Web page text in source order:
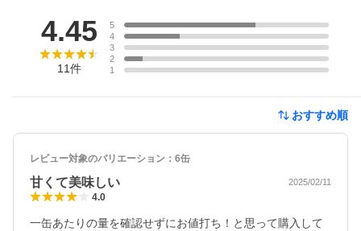
4.45
11件
5
4
3
2
1
おすすめ順
レビュー対象のバリエーション： 6缶
甘くて美味しい 2025/02/11
4.0
一缶あたりの量を確認せずにお値打ち！と思って購入して